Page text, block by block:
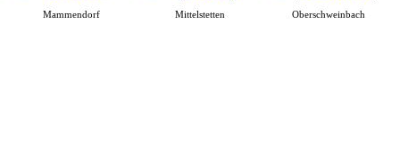
Mammendorf Mittelstetten Oberschweinbach